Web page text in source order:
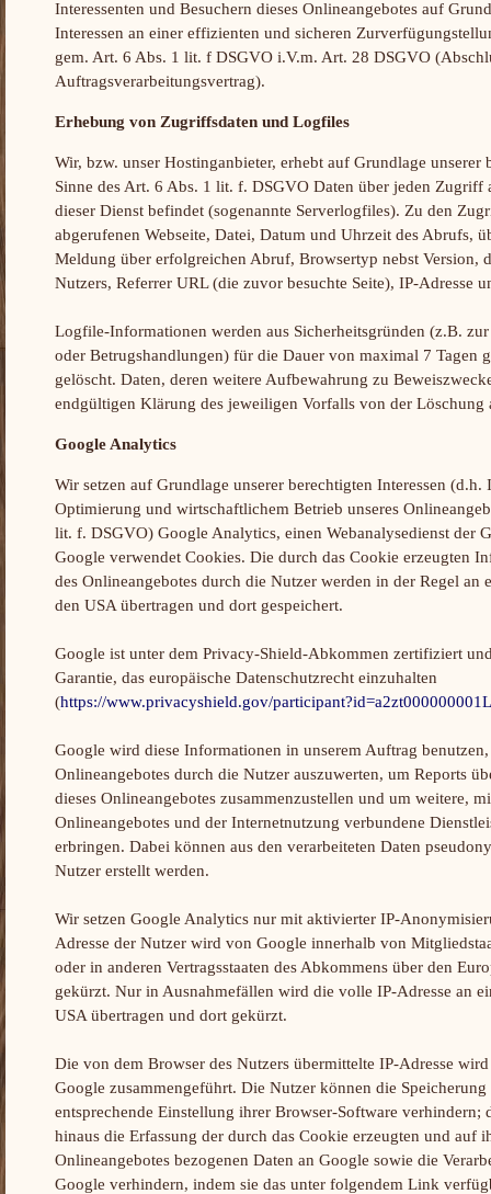
Interessenten und Besuchern dieses Onlineangebotes auf
Interessen an einer effizienten und sicheren
gem. Art. 6 Abs. 1 lit. f DSGVO i.V.m. Art. 28 DSGVO
Auftragsverarbeitungsvertrag).
Erhebung von Zugriffsdaten und Logfiles
Wir, bzw. unser Hostinganbieter, erhebt auf Grundlage unserer
Sinne des Art. 6 Abs. 1 lit. f. DSGVO Daten über jeden Zugriff
dieser Dienst befindet (sogenannte Serverlogfiles). Zu den
abgerufenen Webseite, Datei, Datum und Uhrzeit des Abrufs,
Meldung über erfolgreichen Abruf, Browsertyp nebst Version,
Nutzers, Referrer URL (die zuvor besuchte Seite), IP-Adresse
Logfile-Informationen werden aus Sicherheitsgründen (z.B.
oder Betrugshandlungen) für die Dauer von maximal 7 Tagen
gelöscht. Daten, deren weitere Aufbewahrung zu
endgültigen Klärung des jeweiligen Vorfalls von der Löschung
Google Analytics
Wir setzen auf Grundlage unserer berechtigten Interessen (d.h.
Optimierung und wirtschaftlichem Betrieb unseres
lit. f. DSGVO) Google Analytics, einen Webanalysedienst der
Google verwendet Cookies. Die durch das Cookie erzeugten
des Onlineangebotes durch die Nutzer werden in der Regel an
den USA übertragen und dort gespeichert.
Google ist unter dem Privacy-Shield-Abkommen zertifiziert
Garantie, das europäische Datenschutzrecht einzuhalten
(https://www.privacyshield.gov/
Google wird diese Informationen in unserem Auftrag
Onlineangebotes durch die Nutzer auszuwerten, um Reports
dieses Onlineangebotes zusammenzustellen und um weitere,
Onlineangebotes und der Internetnutzung verbundene
erbringen. Dabei können aus den verarbeiteten Daten
Nutzer erstellt werden.
Wir setzen Google Analytics nur mit aktivierter IP-
Adresse der Nutzer wird von Google innerhalb von
oder in anderen Vertragsstaaten des Abkommens über den
gekürzt. Nur in Ausnahmefällen wird die volle IP-Adresse an
USA übertragen und dort gekürzt.
Die von dem Browser des Nutzers übermittelte IP-Adresse
Google zusammengeführt. Die Nutzer können die
entsprechende Einstellung ihrer Browser-Software verhindern;
hinaus die Erfassung der durch das Cookie erzeugten und auf
Onlineangebotes bezogenen Daten an Google sowie die
Google verhindern, indem sie das unter folgendem Link